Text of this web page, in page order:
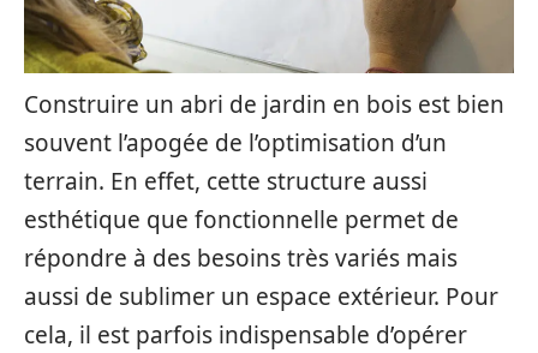
Construire un abri de jardin en bois est bien
souvent l’apogée de l’optimisation d’un
terrain. En effet, cette structure aussi
esthétique que fonctionnelle permet de
répondre à des besoins très variés mais
aussi de sublimer un espace extérieur. Pour
cela, il est parfois indispensable d’opérer